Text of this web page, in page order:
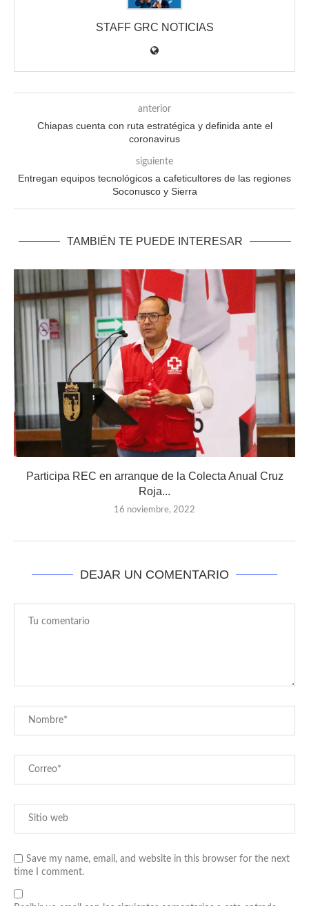
STAFF GRC NOTICIAS
anterior
Chiapas cuenta con ruta estratégica y definida ante el
coronavirus
siguiente
Entregan equipos tecnológicos a cafeticultores de las regiones
Soconusco y Sierra
TAMBIÉN TE PUEDE INTERESAR
Participa REC en arranque de la Colecta Anual Cruz
Roja...
16 noviembre, 2022
DEJAR UN COMENTARIO
Save my name, email, and website in this browser for the next
time I comment.